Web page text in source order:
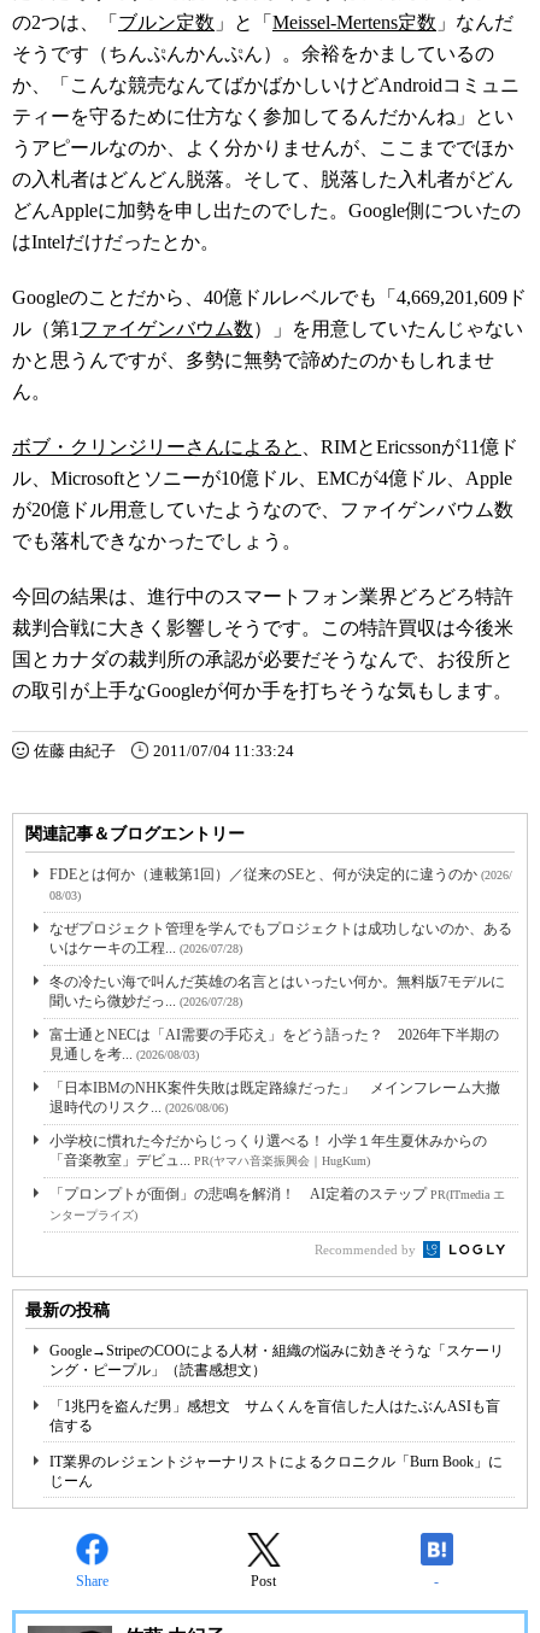
の2つは、「 ブルン定数 」と「 Meissel-Mertens定数 」なんだ
そうです（ちんぷんかんぷん）。余裕をかましているの
か、「こんな競売なんてばかばかしいけどAndroidコミュニ
ティーを守るために仕方なく参加してるんだかんね」とい
うアピールなのか、よく分かりませんが、ここまででほか
の入札者はどんどん脱落。そして、脱落した入札者がどん
どんAppleに加勢を申し出たのでした。Google側についたの
はIntelだけだったとか。
Googleのことだから、40億ドルレベルでも「4,669,201,609ド
ル（第1 ファイゲンバウム数）」を用意していたんじゃない
かと思うんですが、多勢に無勢で諦めたのかもしれませ
ん。
ボブ・クリンジリーさんによると
、RIMとEricssonが11億ド
ル、Microsoftとソニーが10億ドル、EMCが4億ドル、Apple
が20億ドル用意していたようなので、ファイゲンバウム数
でも落札できなかったでしょう。
今回の結果は、進行中のスマートフォン業界どろどろ特許
裁判合戦に大きく影響しそうです。この特許買収は今後米
国とカナダの裁判所の承認が必要だそうなんで、お役所と
の取引が上手なGoogleが何か手を打ちそうな気もします。
佐藤 由紀子 2011/07/04 11:33:24
関連記事＆ブログエントリー
FDEとは何か（連載第1回）／従来のSEと、何が決定的に違うのか (2026/
08/03)
なぜプロジェクト管理を学んでもプロジェクトは成功しないのか、ある
いはケーキの工程... (2026/07/28)
冬の冷たい海で叫んだ英雄の名言とはいったい何か。無料版7モデルに
聞いたら微妙だっ... (2026/07/28)
富士通とNECは「AI需要の手応え」をどう語った？ 2026年下半期の
見通しを考... (2026/08/03)
「日本IBMのNHK案件失敗は既定路線だった」 メインフレーム大撤
退時代のリスク... (2026/08/06)
小学校に慣れた今だからじっくり選べる！ 小学１年生夏休みからの
「音楽教室」デビュ... PR(ヤマハ音楽振興会｜HugKum)
「プロンプトが面倒」の悲鳴を解消！ AI定着のステップPR(ITmedia エ
ンタープライズ)
Recommended by
最新の投稿
Google→StripeのCOOによる人材・組織の悩みに効きそうな「スケーリ
ング・ピープル」（読書感想文）
「1兆円を盗んだ男」感想文 サムくんを盲信した人はたぶんASIも盲
信する
IT業界のレジェントジャーナリストによるクロニクル「Burn Book」に
じーん
Share Post -